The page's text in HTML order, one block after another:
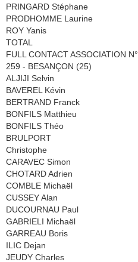
PRINGARD Stéphane
PRODHOMME Laurine
ROY Yanis
TOTAL
FULL CONTACT ASSOCIATION N°
259 - BESANÇON (25)
ALJIJI Selvin
BAVEREL Kévin
BERTRAND Franck
BONFILS Matthieu
BONFILS Théo
BRULPORT
Christophe
CARAVEC Simon
CHOTARD Adrien
COMBLE Michaël
CUSSEY Alan
DUCOURNAU Paul
GABRIELI Michaël
GARREAU Boris
ILIC Dejan
JEUDY Charles